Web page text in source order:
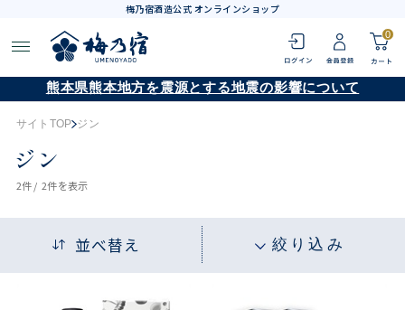
梅乃宿酒造公式 オンラインショップ
0
熊本県熊本地方を震源とする地震の影響について
サイトTOP ジン
ジン
2件 / 2件を表示
並べ替え 絞り込み